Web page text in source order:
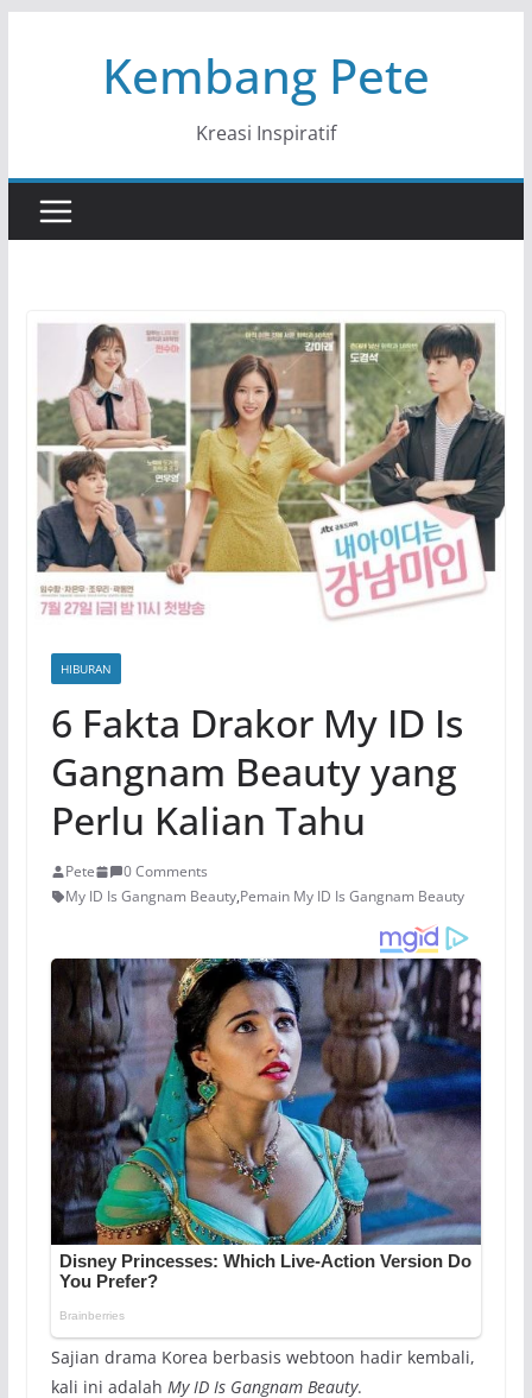
Kembang Pete
Kreasi Inspiratif
HIBURAN
6 Fakta Drakor My ID Is
Gangnam Beauty yang
Perlu Kalian Tahu
Pete
0 Comments
My ID Is Gangnam Beauty,Pemain My ID Is Gangnam Beauty
Sajian drama Korea berbasis webtoon hadir kembali,
kali ini adalah My ID Is Gangnam Beauty.